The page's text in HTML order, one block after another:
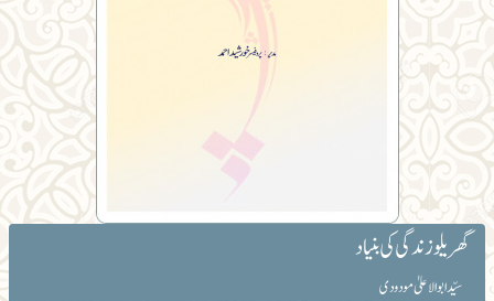
گھریلو زندگی کی بنیاد
سیّد ابوالاعلیٰ مودودی